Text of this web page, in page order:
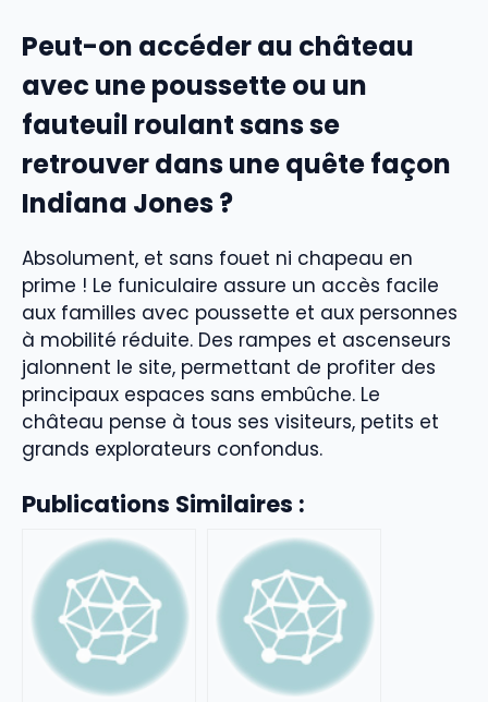
Peut-on accéder au château
avec une poussette ou un
fauteuil roulant sans se
retrouver dans une quête façon
Indiana Jones ?
Absolument, et sans fouet ni chapeau en
prime ! Le funiculaire assure un accès facile
aux familles avec poussette et aux personnes
à mobilité réduite. Des rampes et ascenseurs
jalonnent le site, permettant de profiter des
principaux espaces sans embûche. Le
château pense à tous ses visiteurs, petits et
grands explorateurs confondus.
Publications Similaires :